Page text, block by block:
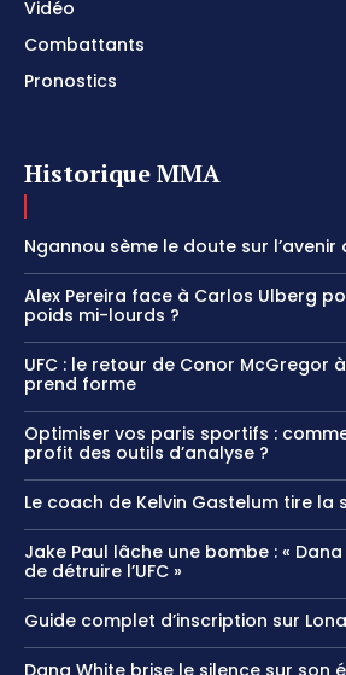
Vidéo
Combattants
Pronostics
Historique MMA
Ngannou sème le doute sur l’avenir
Alex Pereira face à Carlos Ulberg
poids mi-lourds ?
UFC : le retour de Conor McGregor
prend forme
Optimiser vos paris sportifs :
profit des outils d’analyse ?
Le coach de Kelvin Gastelum tire la
Jake Paul lâche une bombe : «
de détruire l’UFC »
Guide complet d’inscription sur